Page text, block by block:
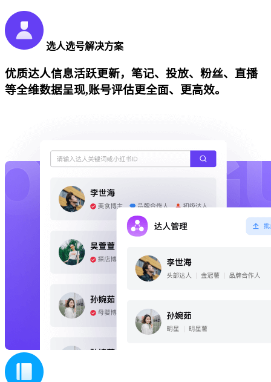
选人选号解决方案
优质达人信息活跃更新，笔记、投放、粉丝、直播
等全维数据呈现,账号评估更全面、更高效。